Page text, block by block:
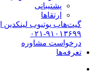
پشتیبانی
ارتقاها
گیت‌هاب یوتیوب لینکدین
۰۲۱-۹۱۰۱۳۶۹۹
درخواست مشاوره
تعرفه‌ها